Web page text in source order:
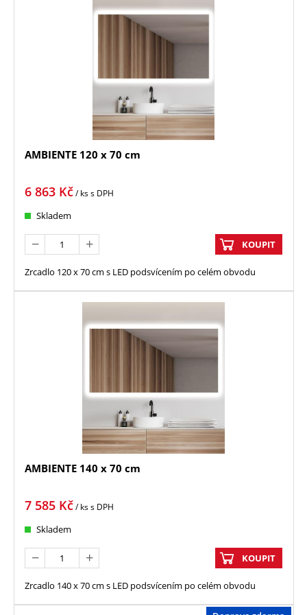
AMBIENTE 120 x 70 cm
6 863 Kč/ kss DPH
Skladem
KOUPIT
Zrcadlo 120 x 70 cm s LED podsvícením po celém obvodu
AMBIENTE 140 x 70 cm
7 585 Kč/ kss DPH
Skladem
KOUPIT
Zrcadlo 140 x 70 cm s LED podsvícením po celém obvodu